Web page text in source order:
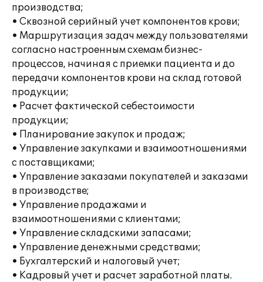
производства;
• Сквозной серийный учет компонентов крови;
• Маршрутизация задач между пользователями
согласно настроенным схемам бизнес-
процессов, начиная с приемки пациента и до
передачи компонентов крови на склад готовой
продукции;
• Расчет фактической себестоимости
продукции;
• Планирование закупок и продаж;
• Управление закупками и взаимоотношениями
с поставщиками;
• Управление заказами покупателей и заказами
в производстве;
• Управление продажами и
взаимоотношениями с клиентами;
• Управление складскими запасами;
• Управление денежными средствами;
• Бухгалтерский и налоговый учет;
• Кадровый учет и расчет заработной платы.